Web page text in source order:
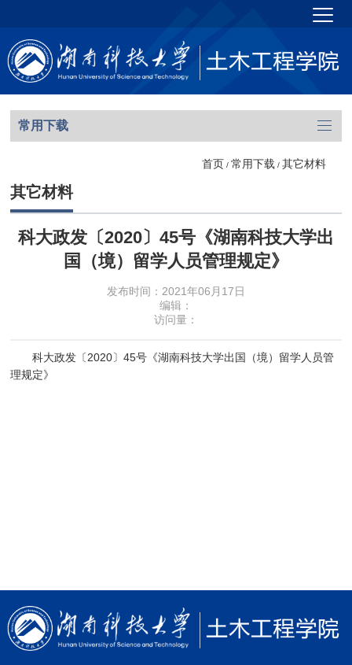
常用下载
首页 / 常用下载 / 其它材料
其它材料
科大政发〔2020〕45号《湖南科技大学出
国（境）留学人员管理规定》
发布时间：2021年06月17日
编辑：
访问量：
科大政发〔2020〕45号《湖南科技大学出国（境）留学人员管
理规定》